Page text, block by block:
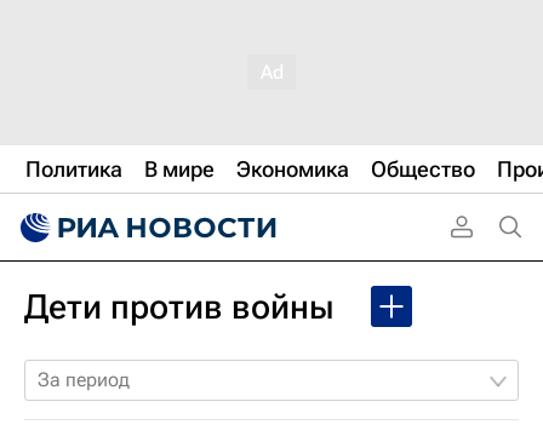
Политика В мире Экономика Общество
Дети против войны
За период